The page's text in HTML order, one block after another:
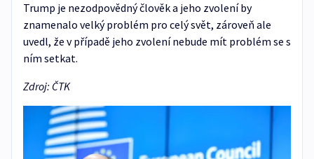
Trump je nezodpovědný člověk a jeho zvolení by
znamenalo velký problém pro celý svět, zároveň ale
uvedl, že v případě jeho zvolení nebude mít problém se s
ním setkat.
Zdroj: ČTK